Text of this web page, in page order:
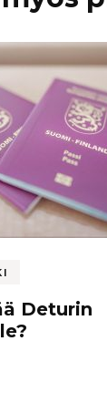
Deturin